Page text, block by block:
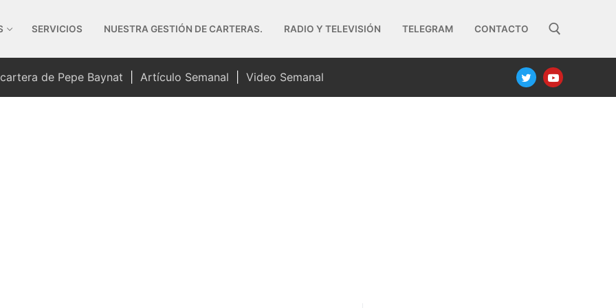
SERVICIOS NUESTRA GESTIÓN DE CARTERAS. RADIO Y TELEVISIÓN TELEGRAM CONTACTO
de Pepe Baynat Artículo Semanal Video Semanal